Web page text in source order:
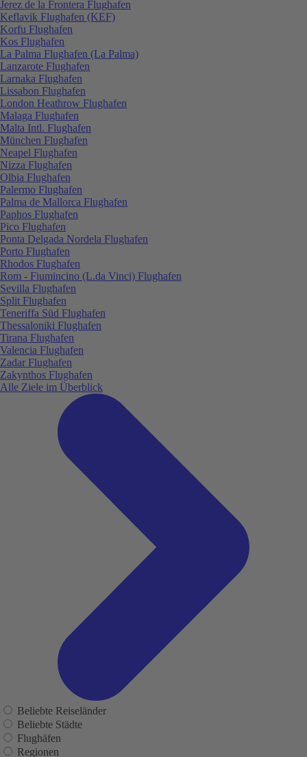
Jerez de la Frontera Flughafen
Keflavik Flughafen (KEF)
Korfu Flughafen
Kos Flughafen
La Palma Flughafen (La Palma)
Lanzarote Flughafen
Larnaka Flughafen
Lissabon Flughafen
London Heathrow Flughafen
Malaga Flughafen
Malta Intl. Flughafen
München Flughafen
Neapel Flughafen
Nizza Flughafen
Olbia Flughafen
Palermo Flughafen
Palma de Mallorca Flughafen
Paphos Flughafen
Pico Flughafen
Ponta Delgada Nordela Flughafen
Porto Flughafen
Rhodos Flughafen
Rom - Fiumincino (L.da Vinci) Flughafen
Sevilla Flughafen
Split Flughafen
Teneriffa Süd Flughafen
Thessaloniki Flughafen
Tirana Flughafen
Valencia Flughafen
Zadar Flughafen
Zakynthos Flughafen
Alle Ziele im Überblick
Beliebte Reiseländer
Beliebte Städte
Flughäfen
Regionen